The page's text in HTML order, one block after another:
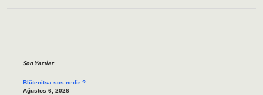
Son Yazılar
Blütenitsa sos nedir ?
Ağustos 6, 2026